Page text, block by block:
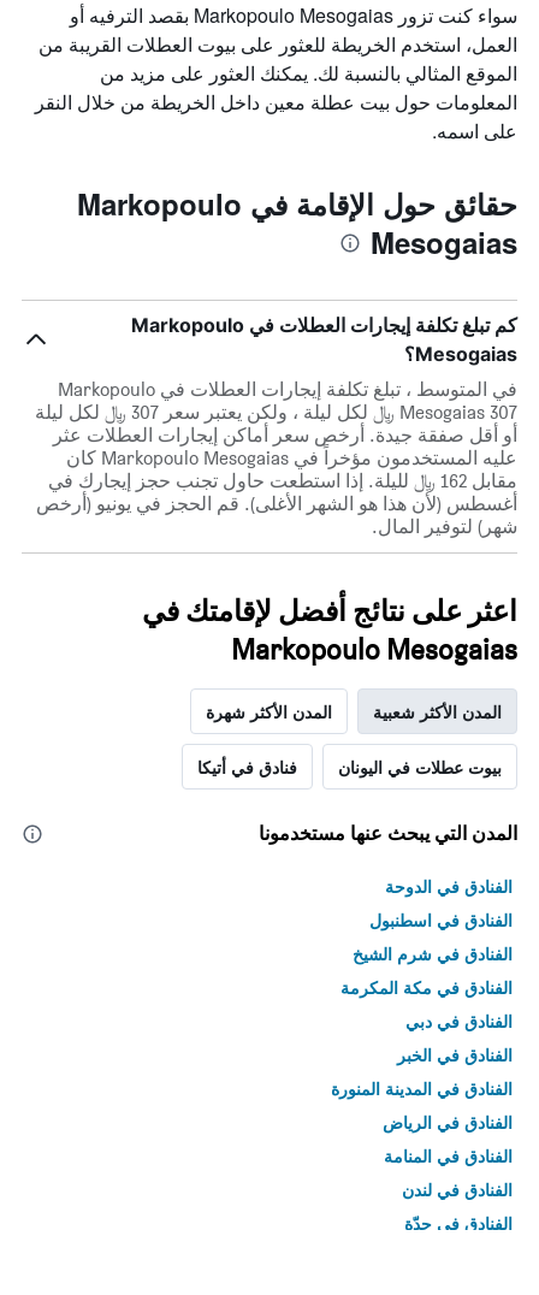
سواء كنت تزور Markopoulo Mesogaias بقصد الترفيه أو
العمل، استخدم الخريطة للعثور على بيوت العطلات القريبة من
الموقع المثالي بالنسبة لك. يمكنك العثور على مزيد من
المعلومات حول بيت عطلة معين داخل الخريطة من خلال النقر
على اسمه.
حقائق حول الإقامة في Markopoulo
Mesogaias
كم تبلغ تكلفة إيجارات العطلات في Markopoulo
Mesogaias؟
في المتوسط ، تبلغ تكلفة إيجارات العطلات في Markopoulo
Mesogaias 307 ﷼ لكل ليلة ، ولكن يعتبر سعر 307 ﷼ لكل ليلة
أو أقل صفقة جيدة. أرخص سعر أماكن إيجارات العطلات عثر
عليه المستخدمون مؤخراً في Markopoulo Mesogaias كان
مقابل 162 ﷼ لليلة. إذا استطعت حاول تجنب حجز إيجارك في
أغسطس (لأن هذا هو الشهر الأغلى). قم الحجز في يونيو (أرخص
شهر) لتوفير المال.
اعثر على نتائج أفضل لإقامتك في
Markopoulo Mesogaias
المدن الأكثر شعبية المدن الأكثر شهرة
بيوت عطلات في اليونان فنادق في أتيكا
المدن التي يبحث عنها مستخدمونا
الفنادق في الدوحة
الفنادق في اسطنبول
الفنادق في شرم الشيخ
الفنادق في مكة المكرمة
الفنادق في دبي
الفنادق في الخبر
الفنادق في المدينة المنورة
الفنادق في الرياض
الفنادق في المنامة
الفنادق في لندن
الفنادق في جدّة